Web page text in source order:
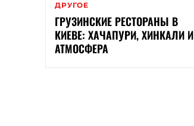
ДРУГОЕ
ГРУЗИНСКИЕ РЕСТОРАНЫ В
КИЕВЕ: ХАЧАПУРИ, ХИНКАЛИ И
АТМОСФЕРА